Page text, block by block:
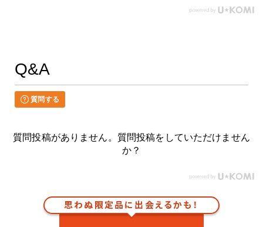
Q&A
質問する
質問投稿がありません。質問投稿をしていただけません
か？
思わぬ限定品に出会えるかも！